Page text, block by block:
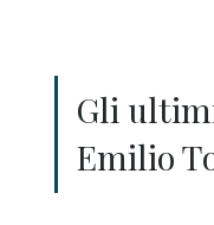
Gli
Emilio